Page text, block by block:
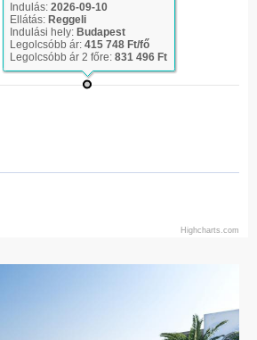
Highcharts.com
Indulás: 2026-09-10
Ellátás: Reggeli
Indulási hely: Budapest
Legolcsóbb ár: 415 748 Ft/fő
Legolcsóbb ár 2 főre: 831 496 Ft